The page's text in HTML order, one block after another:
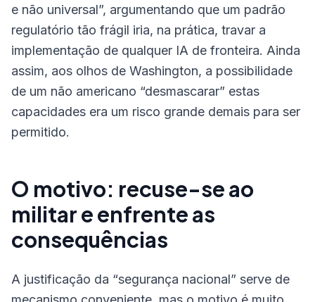
e não universal”, argumentando que um padrão
regulatório tão frágil iria, na prática, travar a
implementação de qualquer IA de fronteira. Ainda
assim, aos olhos de Washington, a possibilidade
de um não americano “desmascarar” estas
capacidades era um risco grande demais para ser
permitido.
O motivo: recuse-se ao
militar e enfrente as
consequências
A justificação da “segurança nacional” serve de